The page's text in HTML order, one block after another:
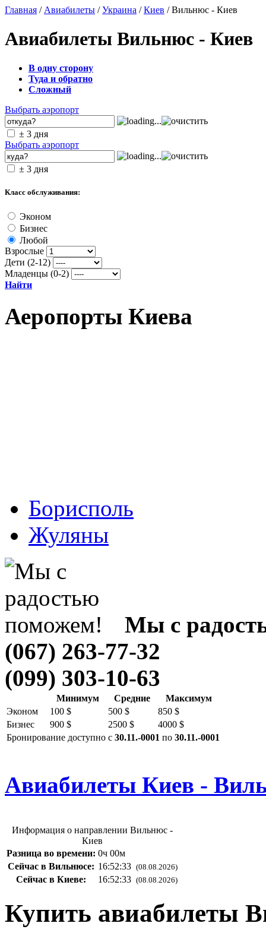
Главная / Авиабилеты /Украина /Киев / Вильнюс - Киев
Авиабилеты Вильнюс - Киев
В одну сторону
Туда и обратно
Сложный
Выбрать аэропорт
± 3 дня
Выбрать аэропорт
± 3 дня
Класс обслуживания:
Эконом
Бизнес
Любой
Взрослые
Дети (2-12)
Младенцы (0-2)
Найти
Аеропорты Киева
Борисполь
Жуляны
Мы с
(067) 263-77-32
(099) 303-10-63
Минимум Средние
Максимум
Эконом
100 $ 500 $
850 $
Бизнес
900 $ 2500 $
4000 $
Бронирование доступно с 30.11.-0001 по 30.11.-0001
Авиабилеты Киев -
Информация о направлении Вильнюс -
Киев
Разница во времени: 0ч 00м
Сейчас в Вильнюсе: 16:52:34 (08.08.2026)
Сейчас в Киеве: 16:52:34 (08.08.2026)
Купить авиабилеты